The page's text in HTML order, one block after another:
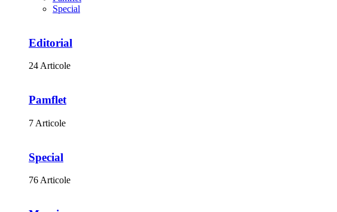
Special
Editorial
24 Articole
Pamflet
7 Articole
Special
76 Articole